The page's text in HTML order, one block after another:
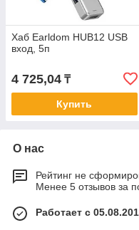
Хаб Earldom HUB12 USB
вход, 5п
4 725,04 ₸
Купить
О нас
Рейтинг не
Менее 5 отзывов за
Работает с